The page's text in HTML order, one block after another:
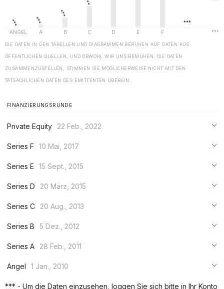
DIE DATEN IN DEN TABELLEN UND DIAGRAMMEN BERUHEN AUF DATEN AUS
ÖFFENTLICHEN QUELLEN, UND OBWOHL WIR UNS BEMÜHEN, DIE DATEN
ZUSAMMENZUSTELLEN, STIMMEN SIE MÖGLICHERWEISE NICHT MIT DEN
TATSÄCHLICHEN DATEN DES EMITTENTEN ÜBEREIN.
FINANZIERUNGSRUNDE
Private Equity
22 Feb., 2022
***
Series F
10 Mai, 2017
***
Series E
15 Sept., 2015
***
Series D
20 März, 2015
***
Series C
20 Aug., 2013
***
Series B
5 Dez., 2012
***
Series A
28 Feb., 2011
***
Angel
1 Jan., 2010
***
*** - Um die Daten einzusehen, loggen Sie sich bitte in Ihr Konto